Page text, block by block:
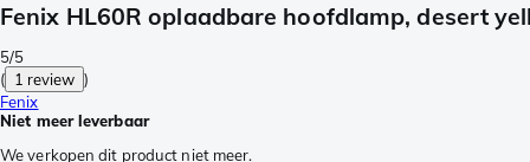
Fenix HL60R oplaadbare hoofdlamp, desert
5/5
( 1 review )
Fenix
Niet meer leverbaar
We verkopen dit product niet meer.